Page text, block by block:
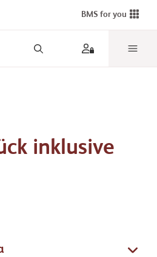
BMS for you
inklusive